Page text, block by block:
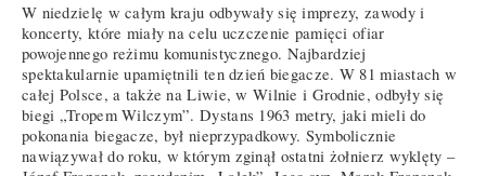
W niedzielę w całym kraju odbywały się imprezy, zawody i
koncerty, które miały na celu uczczenie pamięci ofiar
powojennego reżimu komunistycznego. Najbardziej
spektakularnie upamiętnili ten dzień biegacze. W 81 miastach w
całej Polsce, a także na Liwie, w Wilnie i Grodnie, odbyły się
biegi „Tropem Wilczym”. Dystans 1963 metry, jaki mieli do
pokonania biegacze, był nieprzypadkowy. Symbolicznie
nawiązywał do roku, w którym zginął ostatni żołnierz wyklęty –